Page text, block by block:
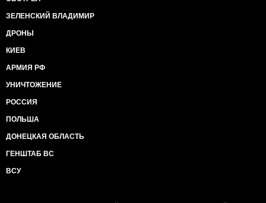
ЗЕЛЕНСКИЙ ВЛАДИМИР
ДРОНЫ
КИЕВ
АРМИЯ РФ
УНИЧТОЖЕНИЕ
РОССИЯ
ПОЛЬША
ДОНЕЦКАЯ ОБЛАСТЬ
ГЕНШТАБ ВС
ВСУ